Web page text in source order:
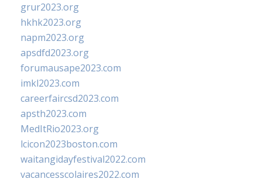
grur2023.org
hkhk2023.org
napm2023.org
apsdfd2023.org
forumausape2023.com
imkl2023.com
careerfaircsd2023.com
apsth2023.com
MedItRio2023.org
lcicon2023boston.com
waitangidayfestival2022.com
vacancesscolaires2022.com